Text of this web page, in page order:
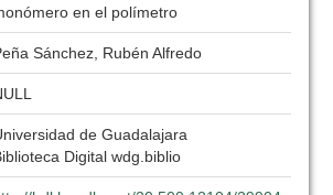
en el polímetro
Sánchez, Rubén Alfredo
de Guadalajara
Digital wdg.biblio